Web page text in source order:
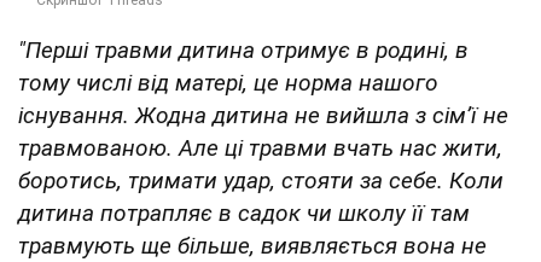
"Перші травми дитина отримує в родині, в
тому числі від матері, це норма нашого
існування. Жодна дитина не вийшла з сімʼї не
травмованою. Але ці травми вчать нас жити,
боротись, тримати удар, стояти за себе. Коли
дитина потрапляє в садок чи школу її там
травмують ще більше, виявляється вона не